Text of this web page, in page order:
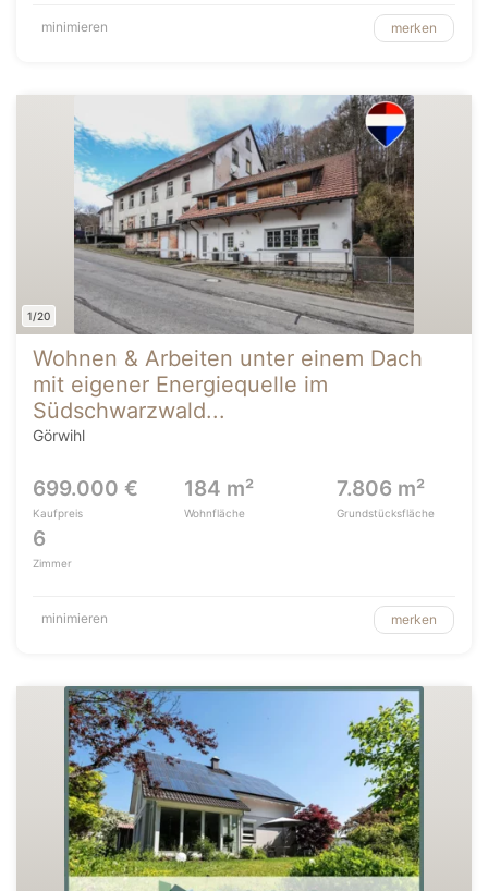
minimieren merken
1/20
Wohnen & Arbeiten unter einem Dach
mit eigener Energiequelle im
Südschwarzwald...
Görwihl
699.000 €
Kaufpreis
184 m²
Wohnfläche
7.806 m²
Grundstücksfläche
6
Zimmer
minimieren merken